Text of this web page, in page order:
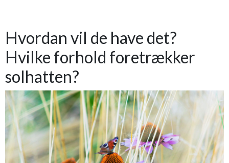
Hvordan vil de have det?
Hvilke forhold foretrækker
solhatten?